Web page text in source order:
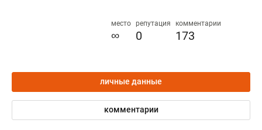
место
∞
репутация
0
комментарии
173
личные данные
комментарии